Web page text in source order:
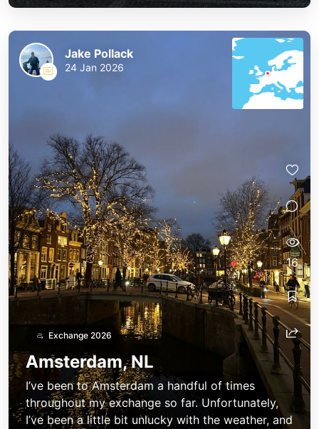
Exchange 2026
Amsterdam, NL
I’ve been to Amsterdam a handful of times
throughout my exchange so far. Unfortunately,
I’ve been a little bit unlucky with the weather, and
Jake Pollack
24 Jan 2026
16